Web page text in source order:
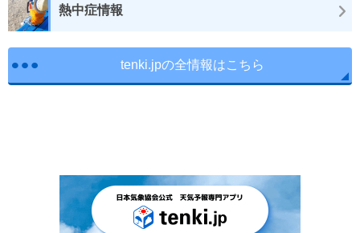
熱中症情報
tenki.jpの全情報はこちら